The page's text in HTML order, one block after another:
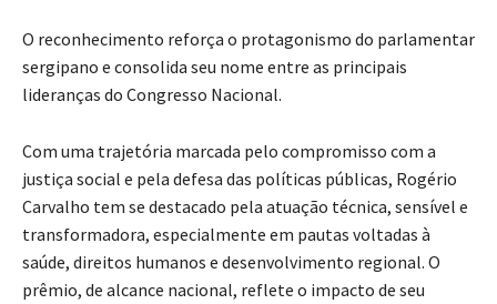
O reconhecimento reforça o protagonismo do parlamentar
sergipano e consolida seu nome entre as principais
lideranças do Congresso Nacional.
Com uma trajetória marcada pelo compromisso com a
justiça social e pela defesa das políticas públicas, Rogério
Carvalho tem se destacado pela atuação técnica, sensível e
transformadora, especialmente em pautas voltadas à
saúde, direitos humanos e desenvolvimento regional. O
prêmio, de alcance nacional, reflete o impacto de seu